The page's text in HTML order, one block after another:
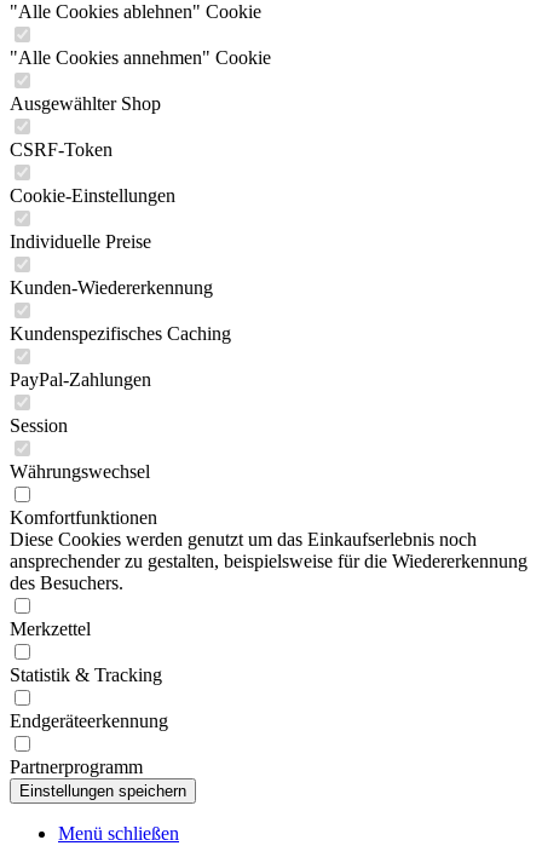
"Alle Cookies ablehnen" Cookie
"Alle Cookies annehmen" Cookie
Ausgewählter Shop
CSRF-Token
Cookie-Einstellungen
Individuelle Preise
Kunden-Wiedererkennung
Kundenspezifisches Caching
PayPal-Zahlungen
Session
Währungswechsel
Komfortfunktionen
Diese Cookies werden genutzt um das Einkaufserlebnis noch
ansprechender zu gestalten, beispielsweise für die Wiedererkennung
des Besuchers.
Merkzettel
Statistik & Tracking
Endgeräteerkennung
Partnerprogramm
Menü schließen